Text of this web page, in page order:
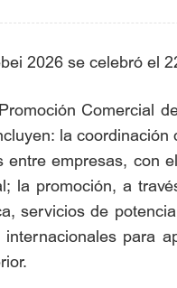
2026 se celebró el
Comercial
la
empresas, con
la promoción, a
servicios de
para